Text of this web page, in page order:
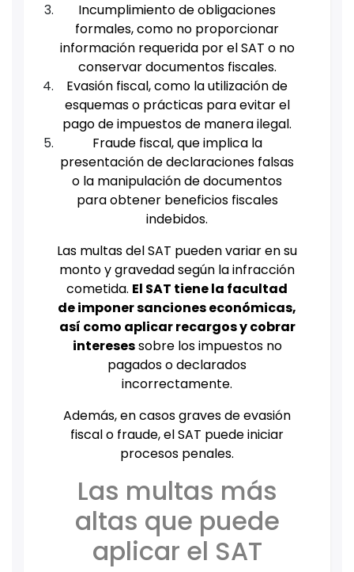
Incumplimiento de obligaciones
formales, como no proporcionar
información requerida por el SAT o no
conservar documentos fiscales.
Evasión fiscal, como la utilización de
esquemas o prácticas para evitar el
pago de impuestos de manera ilegal.
Fraude fiscal, que implica la
presentación de declaraciones falsas
o la manipulación de documentos
para obtener beneficios fiscales
indebidos.
Las multas del SAT pueden variar en su
monto y gravedad según la infracción
cometida. El SAT tiene la facultad
de imponer sanciones económicas,
así como aplicar recargos y cobrar
interesessobre los impuestos no
pagados o declarados
incorrectamente.
Además, en casos graves de evasión
fiscal o fraude, el SAT puede iniciar
procesos penales.
Las multas más
altas que puede
aplicar el SAT